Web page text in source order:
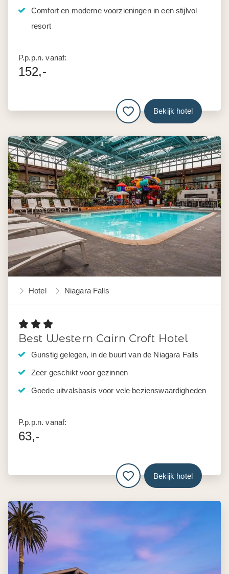
Comfort en moderne voorzieningen in een stijlvol
resort
P.p.p.n. vanaf:
152,-
Bekijk hotel
Hotel Niagara Falls
Best Western Cairn Croft Hotel
Gunstig gelegen, in de buurt van de Niagara Falls
Zeer geschikt voor gezinnen
Goede uitvalsbasis voor vele bezienswaardigheden
P.p.p.n. vanaf:
63,-
Bekijk hotel